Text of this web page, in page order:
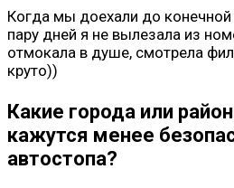
Когда мы доехали до конечной
пару дней я не вылезала из
отмокала в душе, смотрела
круто))
Какие города или
кажутся менее
автостопа?